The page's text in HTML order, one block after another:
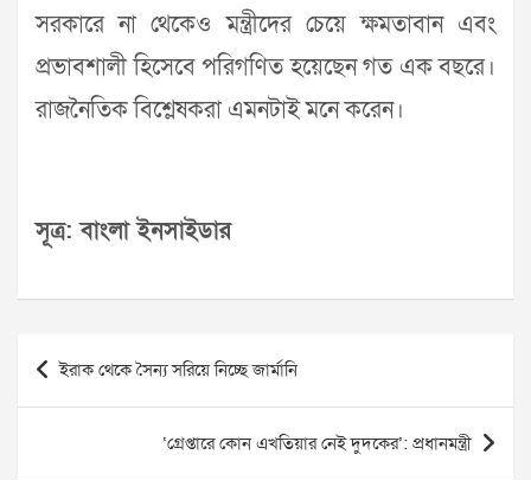
সরকারে না থেকেও মন্ত্রীদের চেয়ে ক্ষমতাবান এবং
প্রভাবশালী হিসেবে পরিগণিত হয়েছেন গত এক বছরে।
রাজনৈতিক বিশ্লেষকরা এমনটাই মনে করেন।
সূত্র: বাংলা ইনসাইডার
Post
navigation
ইরাক থেকে সৈন্য সরিয়ে নিচ্ছে জার্মানি
‘গ্রেপ্তারে কোন এখতিয়ার নেই দুদকের’: প্রধানমন্ত্রী